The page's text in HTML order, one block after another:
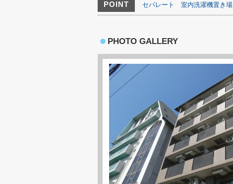
POINT セパレート 室内洗濯機置き場
PHOTO GALLERY